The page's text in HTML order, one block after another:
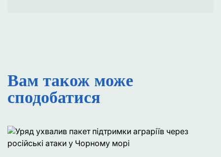
Вам також може
сподобатися